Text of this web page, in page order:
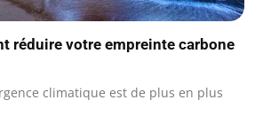
réduire votre empreinte carbone
climatique est de plus en plus